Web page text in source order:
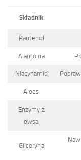
Składnik
Pantenol
Alantoina
Niacynamid
Aloes
Enzymy z
owsa
Gliceryna